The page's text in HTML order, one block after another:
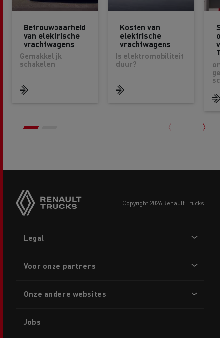
Betrouwbaarheid
van elektrische
vrachtwagens
Gemakkelijk
schakelen
Kosten van
elektrische
vrachtwagens
Is elektromobiliteit
duur?
copyright 2026 Renault Trucks
menu
Legal
Voor onze partners
Onze andere websites
Jobs